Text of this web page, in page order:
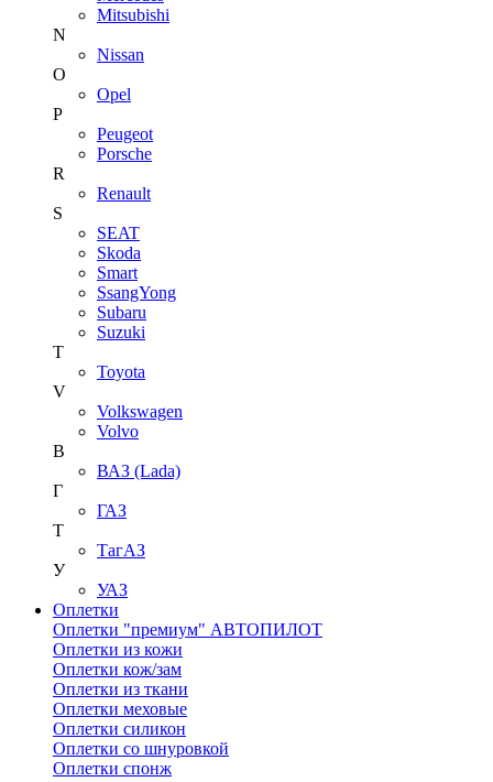
Mitsubishi
N
Nissan
O
Opel
P
Peugeot
Porsche
R
Renault
S
SEAT
Skoda
Smart
SsangYong
Subaru
Suzuki
T
Toyota
V
Volkswagen
Volvo
В
ВАЗ (Lada)
Г
ГАЗ
Т
ТагАЗ
У
УАЗ
Оплетки
Оплетки "премиум" АВТОПИЛОТ
Оплетки из кожи
Оплетки кож/зам
Оплетки из ткани
Оплетки меховые
Оплетки силикон
Оплетки со шнуровкой
Оплетки спонж